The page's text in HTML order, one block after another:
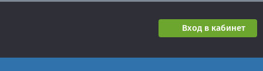
Вход в кабинет